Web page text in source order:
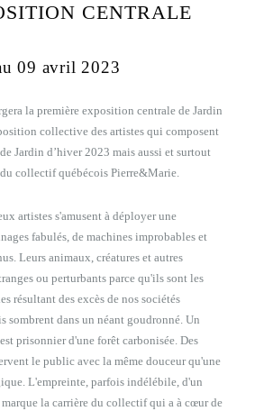
CENTRALE
09 avril 2023
la première exposition centrale de Jardin
collective des artistes qui composent
Jardin d’hiver 2023 mais aussi et surtout
collectif québécois Pierre&Marie.
artistes s'amusent à déployer une
fabulés, de machines improbables et
Leurs animaux, créatures et autres
ou perturbants parce qu'ils sont les
résultant des excès de nos sociétés
sombrent dans un néant goudronné. Un
prisonnier d'une forêt carbonisée. Des
le public avec la même douceur qu'une
L'empreinte, parfois indélébile, d'un
la carrière du collectif qui a à cœur de